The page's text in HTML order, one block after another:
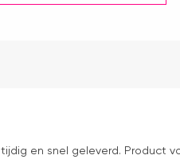
en snel geleverd. Product